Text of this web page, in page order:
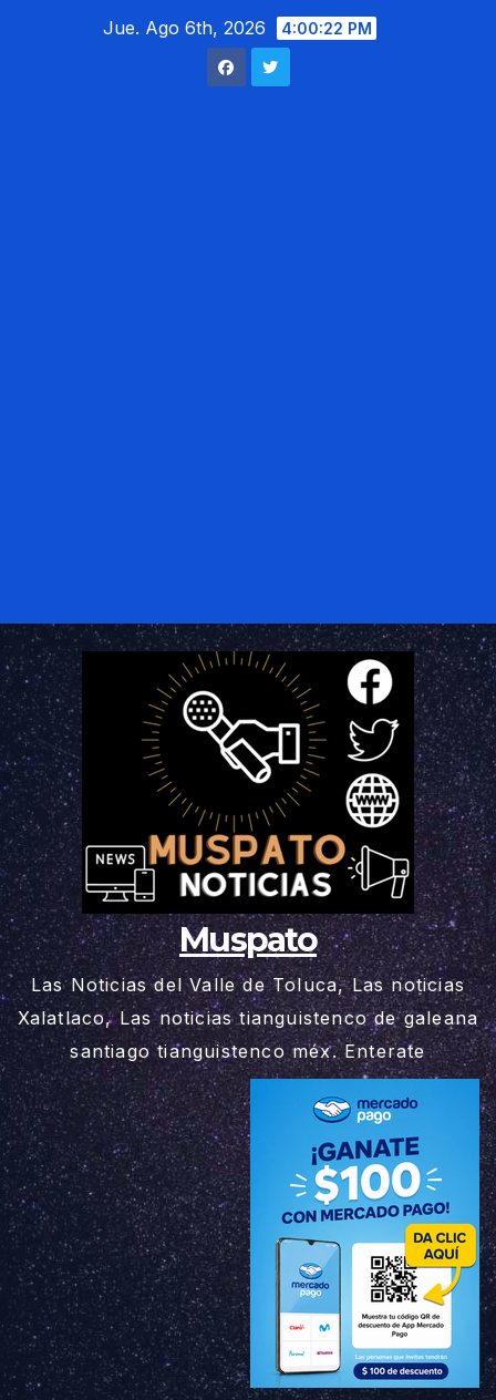
Jue. Ago 6th, 2026 4:00:23 PM
Muspato
Las Noticias del Valle de Toluca, Las noticias
Xalatlaco, Las noticias tianguistenco de galeana
santiago tianguistenco méx. Enterate